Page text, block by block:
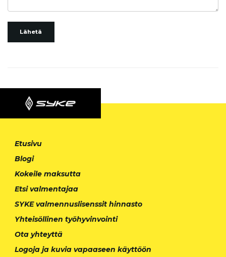
Lähetä
Etusivu
Blogi
Kokeile maksutta
Etsi valmentajaa
SYKE valmennuslisenssit hinnasto
Yhteisöllinen työhyvinvointi
Ota yhteyttä
Logoja ja kuvia vapaaseen käyttöön